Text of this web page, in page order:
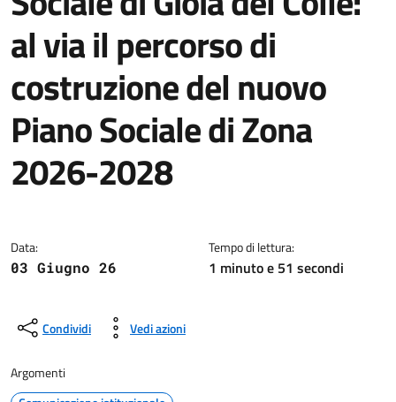
al via il percorso di
costruzione del nuovo
Piano Sociale di Zona
2026-2028
Data:
03 Giugno 26
Tempo di lettura:
1 minuto e 51 secondi
Condividi Vedi azioni
Argomenti